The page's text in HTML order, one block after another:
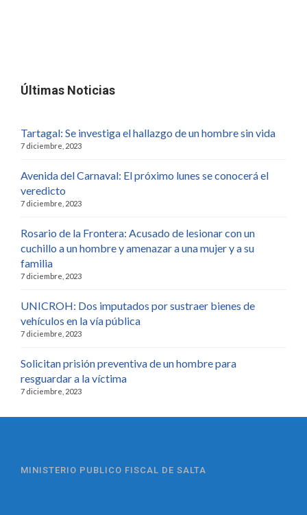
Últimas Noticias
Tartagal: Se investiga el hallazgo de un hombre sin vida
7 diciembre, 2023
Avenida del Carnaval: El próximo lunes se conocerá el
veredicto
7 diciembre, 2023
Rosario de la Frontera: Acusado de lesionar con un
cuchillo a un hombre y amenazar a una mujer y a su
familia
7 diciembre, 2023
UNICROH: Dos imputados por sustraer bienes de
vehículos en la vía pública
7 diciembre, 2023
Solicitan prisión preventiva de un hombre para
resguardar a la víctima
7 diciembre, 2023
MINISTERIO PUBLICO FISCAL DE SALTA